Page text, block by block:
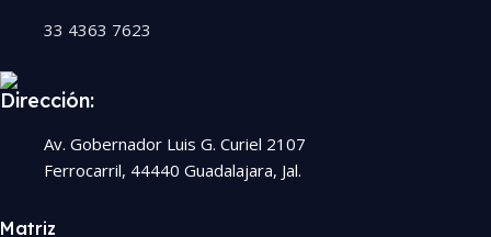
33 4363 7623
Dirección:
Av. Gobernador Luis G. Curiel 2107
Ferrocarril, 44440 Guadalajara, Jal.
Matriz